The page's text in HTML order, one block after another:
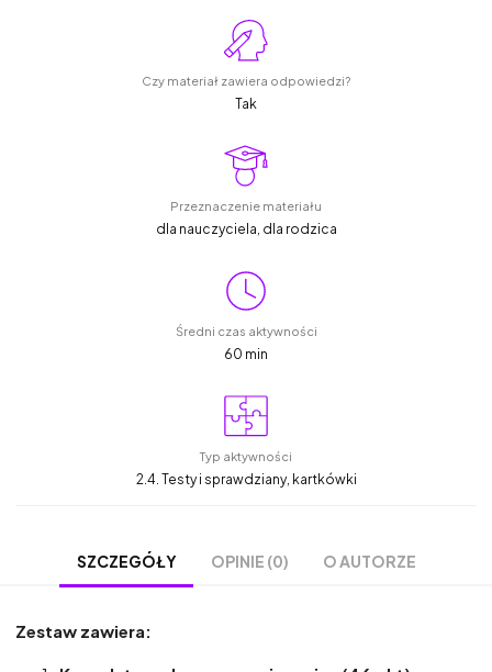
Czy materiał zawiera odpowiedzi?
Tak
Przeznaczenie materiału
dla nauczyciela, dla rodzica
Średni czas aktywności
60 min
Typ aktywności
2.4. Testy i sprawdziany, kartkówki
SZCZEGÓŁY OPINIE (0) O AUTORZE
Zestaw zawiera: